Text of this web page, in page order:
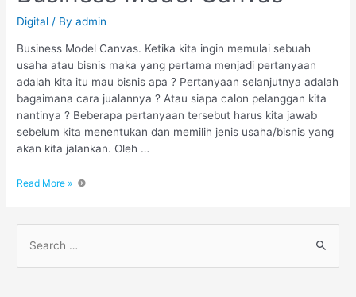
Digital / Byadmin
Business Model Canvas. Ketika kita ingin memulai sebuah
usaha atau bisnis maka yang pertama menjadi pertanyaan
adalah kita itu mau bisnis apa ? Pertanyaan selanjutnya adalah
bagaimana cara jualannya ? Atau siapa calon pelanggan kita
nantinya ? Beberapa pertanyaan tersebut harus kita jawab
sebelum kita menentukan dan memilih jenis usaha/bisnis yang
akan kita jalankan. Oleh …
Read More »